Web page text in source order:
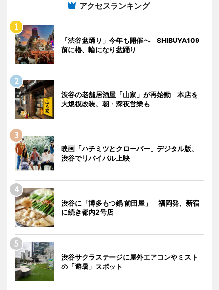
アクセスランキング
「渋谷盆踊り」今年も開催へ SHIBUYA109
前に櫓、輪になり盆踊り
渋谷の老舗居酒屋「山家」が再始動 本店を
大規模改装、朝・深夜営業も
映画「ハチミツとクローバー」デジタル版、
渋谷でリバイバル上映
渋谷に「博多もつ鍋 前田屋」 福岡発、新宿
に続き都内2号店
渋谷サクラステージに屋外エアコンやミスト
の「避暑」スポット